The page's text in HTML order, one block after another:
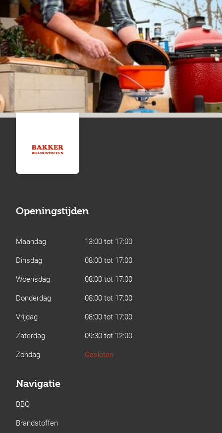
Openingstijden
Maandag
13:00 tot 17:00
Dinsdag
08:00 tot 17:00
Woensdag
08:00 tot 17:00
Donderdag
08:00 tot 17:00
Vrijdag
08:00 tot 17:00
Zaterdag
09:30 tot 12:00
Zondag
Gesloten
Navigatie
BBQ
Brandstoffen